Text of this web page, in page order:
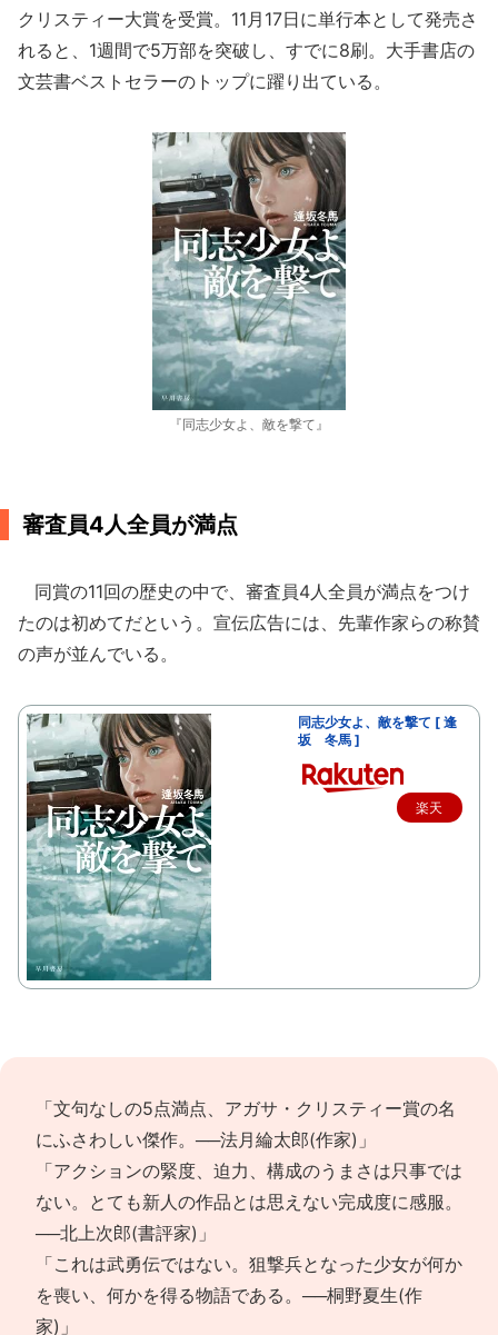
クリスティー大賞を受賞。11月17日に単行本として発売さ
れると、1週間で5万部を突破し、すでに8刷。大手書店の
文芸書ベストセラーのトップに躍り出ている。
『同志少女よ、敵を撃て』
審査員4人全員が満点
同賞の11回の歴史の中で、審査員4人全員が満点をつけ
たのは初めてだという。宣伝広告には、先輩作家らの称賛
の声が並んでいる。
同志少女よ、敵を撃て [ 逢
坂 冬馬 ]
楽天
「文句なしの5点満点、アガサ・クリスティー賞の名
にふさわしい傑作。──法月綸太郎(作家)」
「アクションの緊度、迫力、構成のうまさは只事では
ない。とても新人の作品とは思えない完成度に感服。
──北上次郎(書評家)」
「これは武勇伝ではない。狙撃兵となった少女が何か
を喪い、何かを得る物語である。──桐野夏生(作
家)」